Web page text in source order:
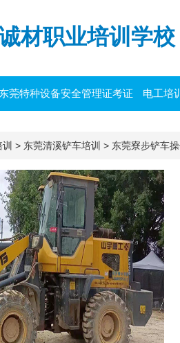
材职业培训学校
东莞特种设备安全管理证考证 电工培
> 东莞清溪铲车培训 > 东莞寮步铲车